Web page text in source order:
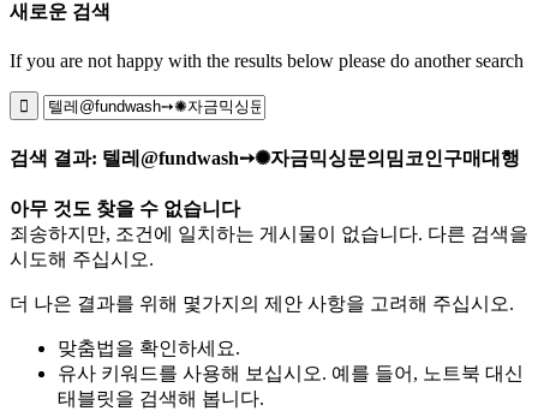
새로운 검색
If you are not happy with the results below please do another search
검색 결과: 텔레@fundwash➙✺자금믹싱문의밈코인구매대행
아무 것도 찾을 수 없습니다
죄송하지만, 조건에 일치하는 게시물이 없습니다. 다른 검색을
시도해 주십시오.
더 나은 결과를 위해 몇가지의 제안 사항을 고려해 주십시오.
맞춤법을 확인하세요.
유사 키워드를 사용해 보십시오. 예를 들어, 노트북 대신
태블릿을 검색해 봅니다.